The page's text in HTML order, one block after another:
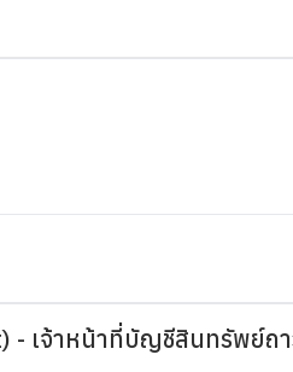
- เจ้าหน้าที่บัญชีสินทรัพย์ถา